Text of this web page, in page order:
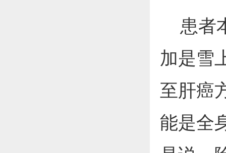
患者
加是雪
至肝癌
能是全